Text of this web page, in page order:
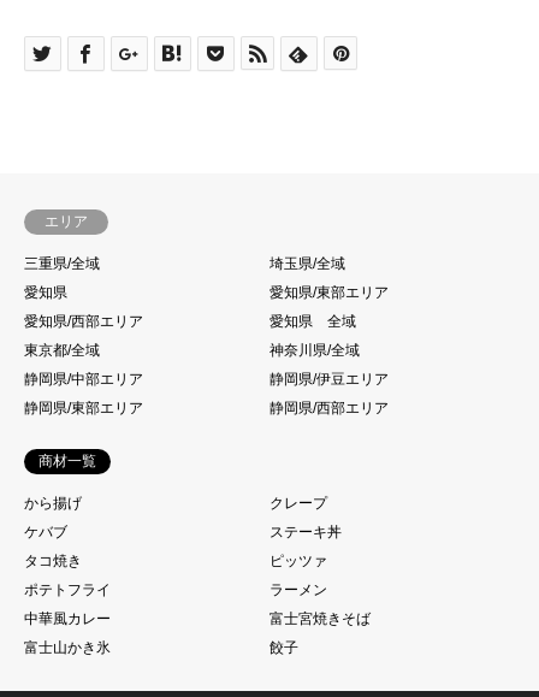
エリア
三重県/全域
埼玉県/全域
愛知県
愛知県/東部エリア
愛知県/西部エリア
愛知県 全域
東京都/全域
神奈川県/全域
静岡県/中部エリア
静岡県/伊豆エリア
静岡県/東部エリア
静岡県/西部エリア
商材一覧
から揚げ
クレープ
ケバブ
ステーキ丼
タコ焼き
ピッツァ
ポテトフライ
ラーメン
中華風カレー
富士宮焼きそば
富士山かき氷
餃子